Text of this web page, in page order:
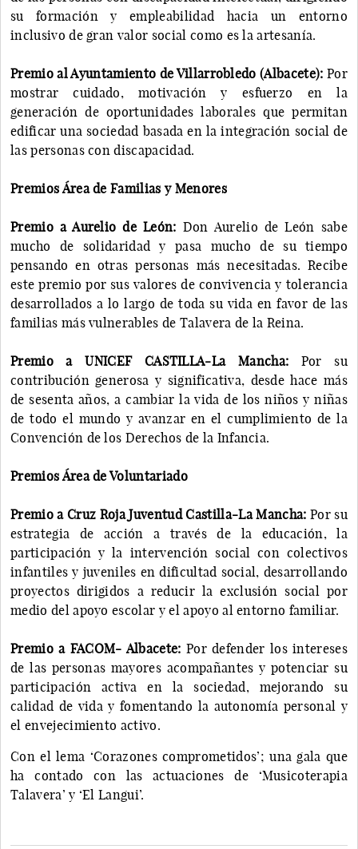
su formación y empleabilidad hacia un entorno
inclusivo de gran valor social como es la artesanía.
Premio al Ayuntamiento de Villarrobledo (Albacete):Por
mostrar cuidado, motivación y esfuerzo en la
generación de oportunidades laborales que permitan
edificar una sociedad basada en la integración social de
las personas con discapacidad.
Premios Área de Familias y Menores
Premio a Aurelio de León: Don Aurelio de León sabe
mucho de solidaridad y pasa mucho de su tiempo
pensando en otras personas más necesitadas. Recibe
este premio por sus valores de convivencia y tolerancia
desarrollados a lo largo de toda su vida en favor de las
familias más vulnerables de Talavera de la Reina.
Premio a UNICEF CASTILLA-La Mancha: Por su
contribución generosa y significativa, desde hace más
de sesenta años, a cambiar la vida de los niños y niñas
de todo el mundo y avanzar en el cumplimiento de la
Convención de los Derechos de la Infancia.
Premios Área de Voluntariado
Premio a Cruz Roja Juventud Castilla-La Mancha: Por su
estrategia de acción a través de la educación, la
participación y la intervención social con colectivos
infantiles y juveniles en dificultad social, desarrollando
proyectos dirigidos a reducir la exclusión social por
medio del apoyo escolar y el apoyo al entorno familiar.
Premio a FACOM- Albacete: Por defender los intereses
de las personas mayores acompañantes y potenciar su
participación activa en la sociedad, mejorando su
calidad de vida y fomentando la autonomía personal y
el envejecimiento activo.
Con el lema ‘Corazones comprometidos’; una gala que
ha contado con las actuaciones de ‘Musicoterapia
Talavera’ y ‘El Langui’.